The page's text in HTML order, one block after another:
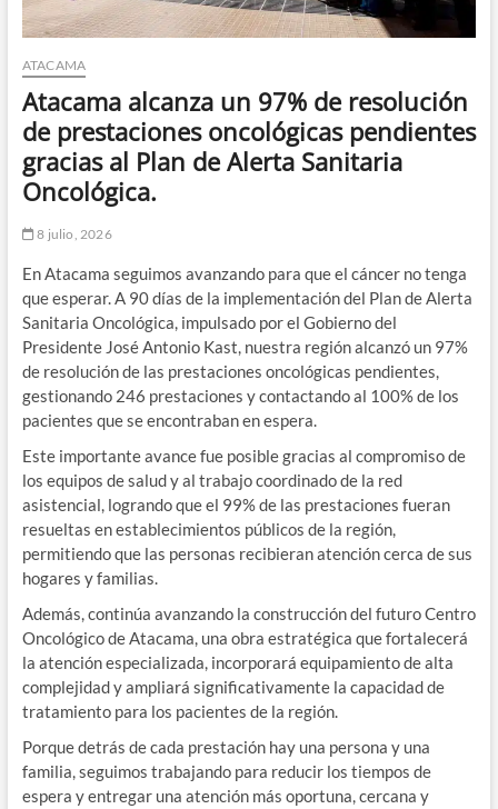
ATACAMA
Atacama alcanza un 97% de resolución
de prestaciones oncológicas pendientes
gracias al Plan de Alerta Sanitaria
Oncológica.
8 julio, 2026
En Atacama seguimos avanzando para que el cáncer no tenga
que esperar. A 90 días de la implementación del Plan de Alerta
Sanitaria Oncológica, impulsado por el Gobierno del
Presidente José Antonio Kast, nuestra región alcanzó un 97%
de resolución de las prestaciones oncológicas pendientes,
gestionando 246 prestaciones y contactando al 100% de los
pacientes que se encontraban en espera.
Este importante avance fue posible gracias al compromiso de
los equipos de salud y al trabajo coordinado de la red
asistencial, logrando que el 99% de las prestaciones fueran
resueltas en establecimientos públicos de la región,
permitiendo que las personas recibieran atención cerca de sus
hogares y familias.
Además, continúa avanzando la construcción del futuro Centro
Oncológico de Atacama, una obra estratégica que fortalecerá
la atención especializada, incorporará equipamiento de alta
complejidad y ampliará significativamente la capacidad de
tratamiento para los pacientes de la región.
Porque detrás de cada prestación hay una persona y una
familia, seguimos trabajando para reducir los tiempos de
espera y entregar una atención más oportuna, cercana y